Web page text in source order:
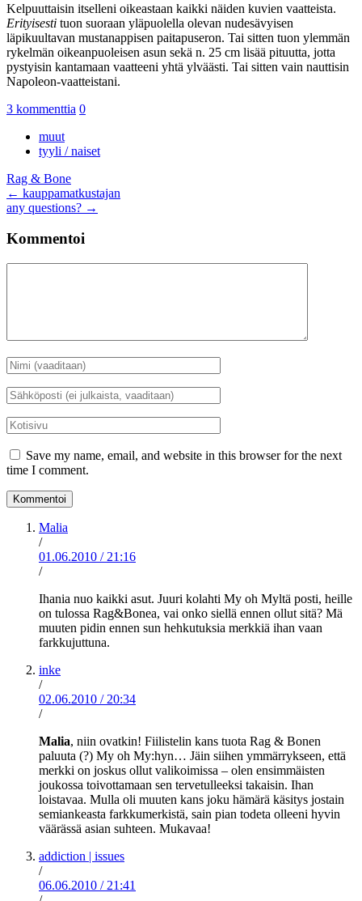
Kelpuuttaisin itselleni oikeastaan kaikki näiden kuvien vaatteista.
Erityisesti tuon suoraan yläpuolella olevan nudesävyisen
läpikuultavan mustanappisen paitapuseron. Tai sitten tuon ylemmän
rykelmän oikeanpuoleisen asun sekä n. 25 cm lisää pituutta, jotta
pystyisin kantamaan vaatteeni yhtä ylväästi. Tai sitten vain nauttisin
Napoleon-vaatteistani.
3 kommenttia 0
muut
tyyli / naiset
Rag & Bone
Artikkelien
selaus
← kauppamatkustajan
any questions? →
Kommentoi
Nimi
*
Sähköposti
*
Kotisivu
Save my name, email, and website in this browser for the next
time I comment.
Malia
/
01.06.2010 / 21:16
/
Ihania nuo kaikki asut. Juuri kolahti My oh Myltä posti, heille
on tulossa Rag&Bonea, vai onko siellä ennen ollut sitä? Mä
muuten pidin ennen sun hehkutuksia merkkiä ihan vaan
farkkujuttuna.
inke
/
02.06.2010 / 20:34
/
Malia, niin ovatkin! Fiilistelin kans tuota Rag & Bonen
paluuta (?) My oh My:hyn… Jäin siihen ymmärrykseen, että
merkki on joskus ollut valikoimissa – olen ensimmäisten
joukossa toivottamaan sen tervetulleeksi takaisin. Ihan
loistavaa. Mulla oli muuten kans joku hämärä käsitys jostain
semiankeasta farkkumerkistä, sain pian todeta olleeni hyvin
väärässä asian suhteen. Mukavaa!
addiction | issues
/
06.06.2010 / 21:41